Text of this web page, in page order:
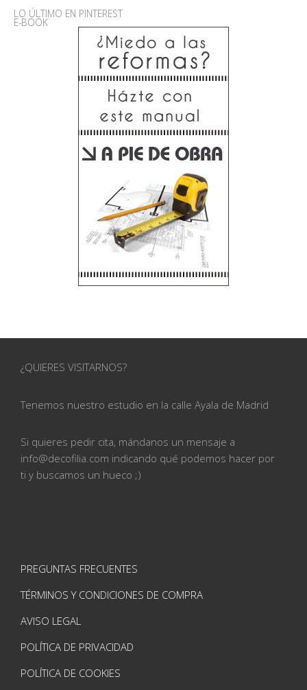
LO ÚLTIMO EN PINTEREST
E-BOOK
¿QUIERES VISITARNOS?
Tenemos nuestro estudio en la calle Ayala de Madrid
Si quieres pedir cita, mándanos un mensaje a
info@decofilia.com indicando qué podemos hacer por
ti y buscamos un hueco ;)
PREGUNTAS FRECUENTES
TÉRMINOS Y CONDICIONES DE COMPRA
AVISO LEGAL
POLÍTICA DE PRIVACIDAD
POLÍTICA DE COOKIES